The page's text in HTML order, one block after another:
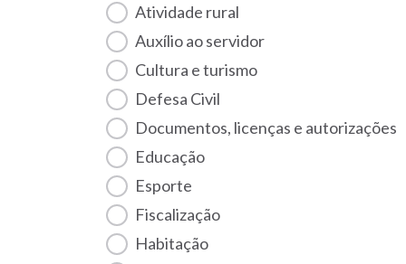
Atividade rural
Auxílio ao servidor
Cultura e turismo
Defesa Civil
Documentos, licenças e autorizações
Educação
Esporte
Fiscalização
habitação